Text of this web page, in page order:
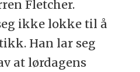
Fletcher.
ikke lokke til å
Han lar seg
at lørdagens